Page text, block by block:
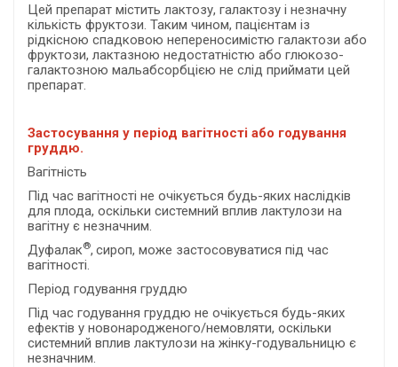
Цей препарат містить лактозу, галактозу і незначну
кількість фруктози. Таким чином, пацієнтам із
рідкісною спадковою непереносимістю галактози або
фруктози, лактазною недостатністю або глюкозо-
галактозною мальабсорбцією не слід приймати цей
препарат.
Застосування у період вагітності або годування
груддю.
Вагітність
Під час вагітності не очікується будь-яких наслідків
для плода, оскільки системний вплив лактулози на
вагітну є незначним.
Дуфалак®, сироп, може застосовуватися під час
вагітності.
Період годування груддю
Під час годування груддю не очікується будь-яких
ефектів у новонародженого/немовляти, оскільки
системний вплив лактулози на жінку-годувальницю є
незначним.